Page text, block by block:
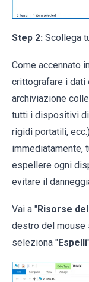
Step 2: Scollega
Come accennato
crittografare i
archiviazione
tutti i dispositivi
rigidi portatili,
immediatamente,
espellere ogni
evitare il
Vai a "Risorse
destro del mouse
seleziona "Espelli